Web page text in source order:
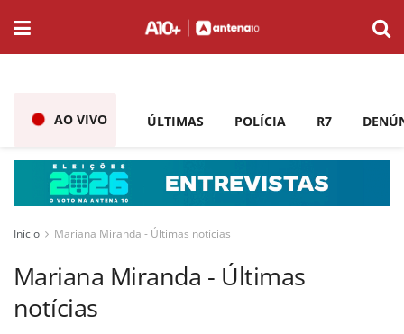
AO VIVO ÚLTIMAS POLÍCIA R7
Início Mariana Miranda - Últimas notícias
Mariana Miranda - Últimas
notícias